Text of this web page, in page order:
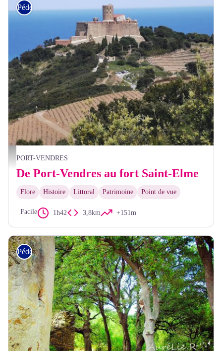
Elisabeth Coste
Pédestre
PORT-VENDRES
De Port-Vendres au fort Saint-Elme
Flore Histoire Littoral Patrimoine Point de vue
Facile 1h42 3,8km +151m
Pédestre